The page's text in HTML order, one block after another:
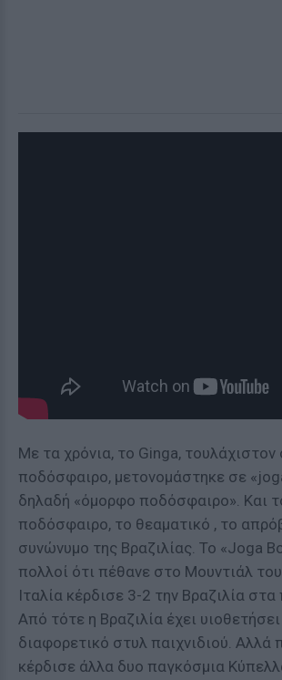
Με τα χρόνια, το Ginga, τουλάχιστον
ποδόσφαιρο, μετονομάστηκε σε
δηλαδή «όμορφο ποδόσφαιρο». Και
ποδόσφαιρο, το θεαματικό , το
συνώνυμο της Βραζιλίας. Το «Joga
πολλοί ότι πέθανε στο Μουντιάλ
Ιταλία κέρδισε 3-2 την Βραζιλία στα
Από τότε η Βραζιλία έχει
διαφορετικό στυλ παιχνιδιού. Αλλά
κέρδισε άλλα δυο παγκόσμια